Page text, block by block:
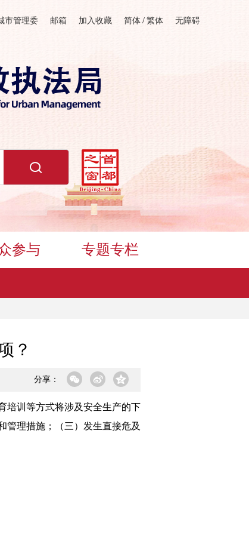
市管理委 邮箱 加入收藏 简体 / 繁体 无障碍
参与 专题专栏
？
分享：
培训等方式将涉及安全生产的下
管理措施；（三）发生直接危及